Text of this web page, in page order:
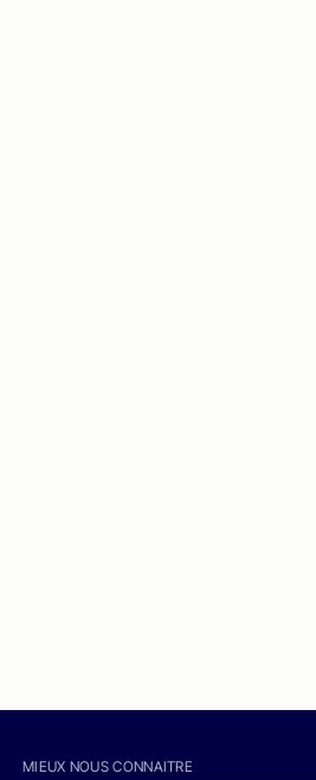
MIEUX NOUS CONNAITRE